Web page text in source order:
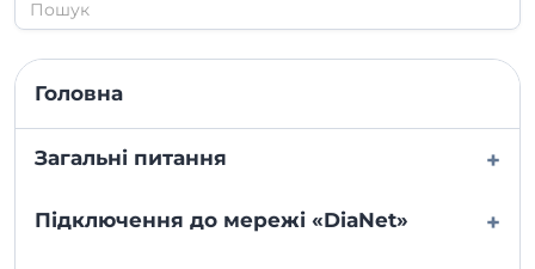
Головна
Загальні питання +
Підключення до мережі «DiaNet» +